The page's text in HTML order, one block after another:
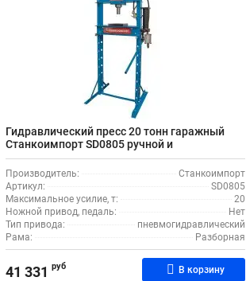
Гидравлический пресс 20 тонн гаражный
Станкоимпорт SD0805 ручной и
пневмопривод
Производитель:
Станкоимпорт
Артикул:
SD0805
Максимальное усилие, т:
20
Ножной привод, педаль:
Нет
Тип привода:
пневмогидравлический
Рама:
Разборная
41 331 руб В корзину